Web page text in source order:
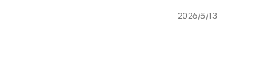
2026/5/13